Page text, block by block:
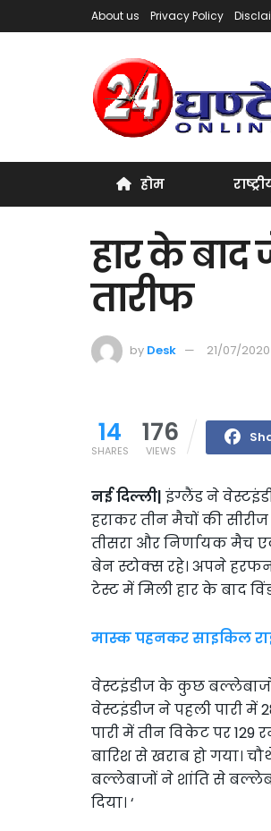
About us Privacy Policy
होम
हार के
तारीफ
by Desk 21/07/2020
14
SHARES
176
VIEWS
नई दिल्ली| इंग्लैंड ने
हराकर तीन मैचों की
तीसरा और निर्णायक मैच
बेन स्टोक्स रहे। अपने
टेस्ट में मिली हार के बाद
मास्क पहनकर साइकिल
वेस्टइंडीज के कुछ बल्लेबाजों
वेस्टइंडीज ने पहली पारी में
पारी में तीन विकेट पर 129
बारिश से खराब हो गया।
बल्लेबाजों ने शांति से
दिया। ‘